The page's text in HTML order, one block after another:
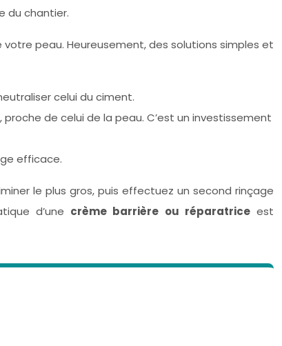
du chantier.
peau. Heureusement, des solutions simples et
celui du ciment.
de celui de la peau. C’est un investissement
efficace.
le plus gros, puis effectuez un second rinçage
d’une crème barrière ou réparatriceest